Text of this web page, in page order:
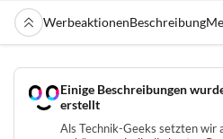
WerbeaktionenBeschreibung
Einige Beschreibungen
erstellt
Als Technik-Geeks setzten wir